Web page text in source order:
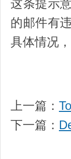
这条提示
的邮件有
具体情况
上一篇：
下一篇：